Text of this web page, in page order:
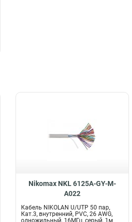
Nikomax NKL 6125A-GY-M-
A022
Кабель NIKOLAN U/UTP 50 пар,
Кат.3, внутренний, PVC, 26 AWG,
одножильный, 16МГц, серый, 1м